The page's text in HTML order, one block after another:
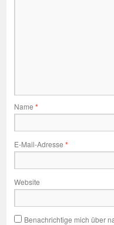
Name *
E-Mail-Adresse *
Website
Benachrichtige mich über